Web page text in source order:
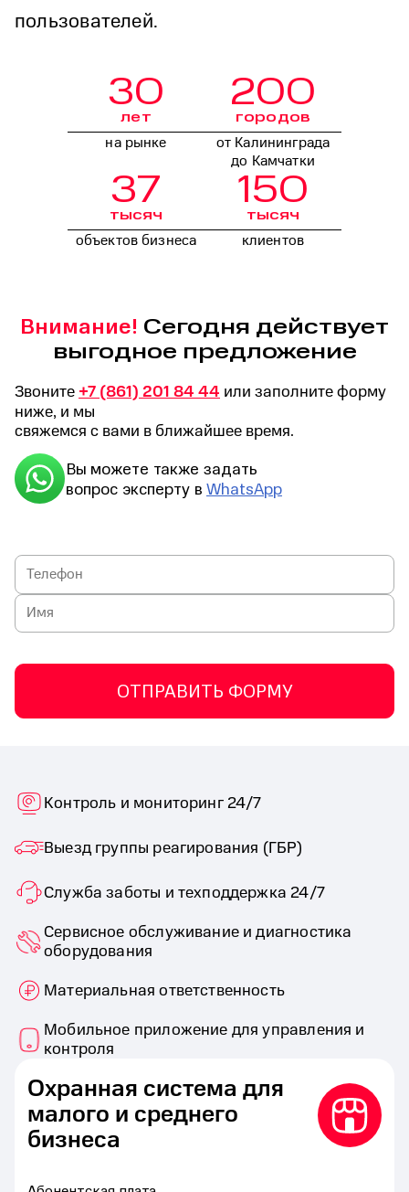
пользователей.
30
лет
на рынке
200
городов
от Калининграда
до Камчатки
37
тысяч
объектов бизнеса
150
тысяч
клиентов
Внимание! Сегодня действует
выгодное предложение
Звоните +7 (861) 201 84 44 или заполните форму
ниже, и мы
свяжемся с вами в ближайшее время.
Вы можете также задать
вопрос эксперту в WhatsApp
ОТПРАВИТЬ ФОРМУ
Охранная система для
малого и среднего
бизнеса
Контроль и мониторинг 24/7
Выезд группы реагирования (ГБР)
Служба заботы и техподдержка 24/7
Сервисное обслуживание и диагностика
оборудования
Материальная ответственность
Мобильное приложение для управления и
контроля